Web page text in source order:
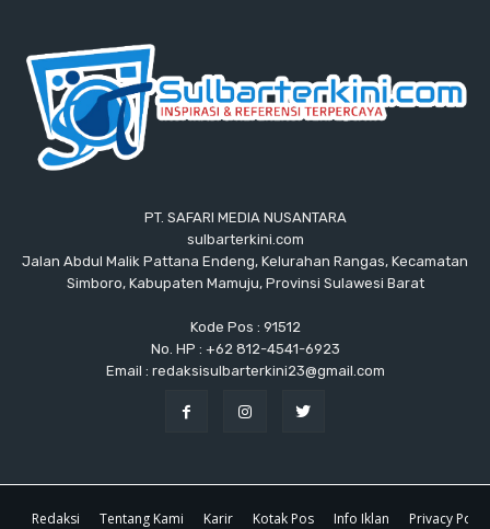
PT. SAFARI MEDIA NUSANTARA
sulbarterkini.com
Jalan Abdul Malik Pattana Endeng, Kelurahan Rangas, Kecamatan
Simboro, Kabupaten Mamuju, Provinsi Sulawesi Barat
Kode Pos : 91512
No. HP : +62 812-4541-6923
Email : redaksisulbarterkini23@gmail.com
Redaksi Tentang Kami Karir Kotak Pos Info Iklan Privacy